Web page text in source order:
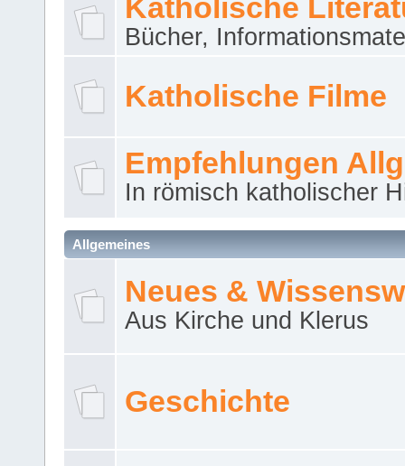
Katholische
Bücher,
Katholische Filme
Empfehlungen
In römisch katholischer
Allgemeines
Neues &
Aus Kirche und Klerus
Geschichte